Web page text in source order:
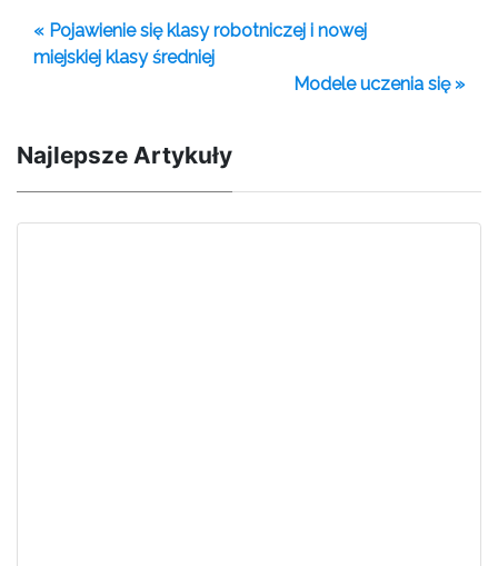
« Pojawienie się klasy robotniczej i nowej
miejskiej klasy średniej
Modele uczenia się »
Najlepsze Artykuły